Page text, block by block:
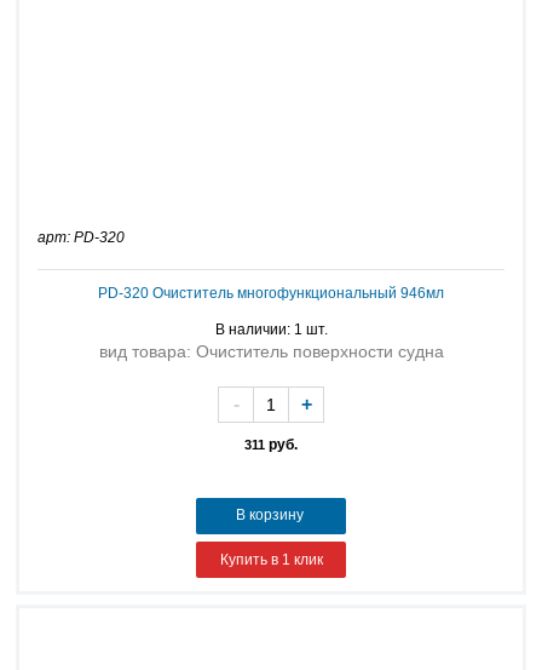
арт: PD-320
PD-320 Очиститель многофункциональный 946мл
В наличии: 1 шт.
вид товара: Очиститель поверхности судна
311 руб.
- +
В корзину
Купить в 1 клик